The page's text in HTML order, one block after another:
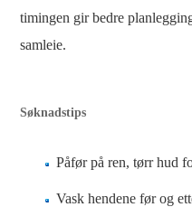
timingen gir bedre
samleie.
Søknadstips
Påfør på ren, tørr hud
Vask hendene før og